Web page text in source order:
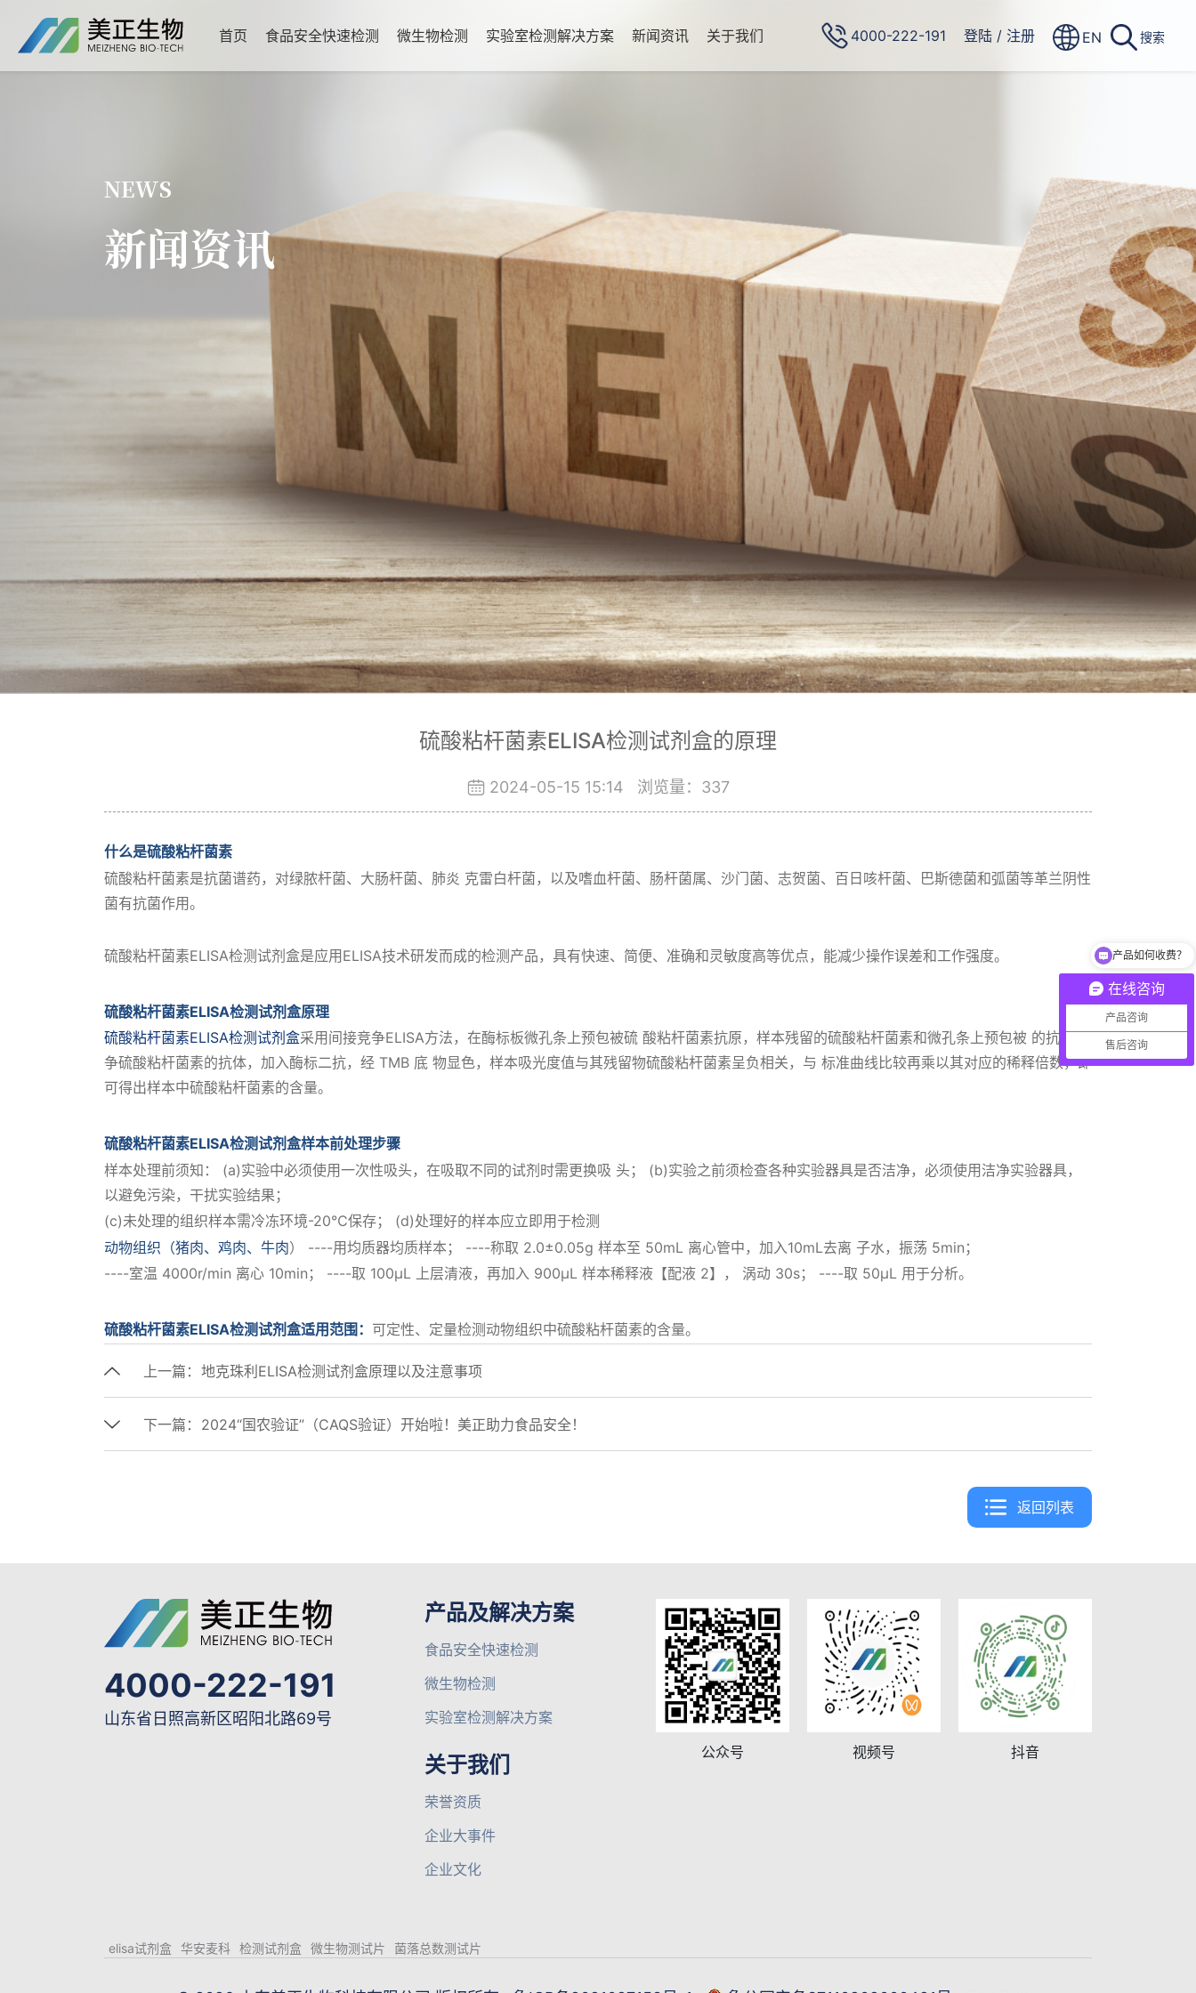
首页 食品安全快速检测 微生物检测 实验室检测解决方案 新闻资讯 关于我们 4000-222-191 登陆 / 注册 EN 搜索
NEWS
新闻资讯
硫酸粘杆菌素ELISA检测试剂盒的原理
2024-05-15 15:14 浏览量： 337
什么是硫酸粘杆菌素
硫酸粘杆菌素是抗菌谱药，对绿脓杆菌、大肠杆菌、肺炎 克雷白杆菌，以及嗜血杆菌、肠杆菌属、沙门菌、志贺菌、百日咳杆菌、巴斯德菌和弧菌等革兰阴性
菌有抗菌作用。
硫酸粘杆菌素ELISA检测试剂盒是应用ELISA技术研发而成的检测产品，具有快速、简便、准确和灵敏度高等优点，能减少操作误差和工作强度。
硫酸粘杆菌素ELISA检测试剂盒原理
硫酸粘杆菌素ELISA检测试剂盒采用间接竞争ELISA方法，在酶标板微孔条上预包被硫 酸粘杆菌素抗原，样本残留的硫酸粘杆菌素和微孔条上预包被 的抗原竞
争硫酸粘杆菌素的抗体，加入酶标二抗，经 TMB 底 物显色，样本吸光度值与其残留物硫酸粘杆菌素呈负相关，与 标准曲线比较再乘以其对应的稀释倍数，即
可得出样本中硫酸粘杆菌素的含量。
硫酸粘杆菌素ELISA检测试剂盒样本前处理步骤
样本处理前须知： (a)实验中必须使用一次性吸头，在吸取不同的试剂时需更换吸 头； (b)实验之前须检查各种实验器具是否洁净，必须使用洁净实验器具，
以避免污染，干扰实验结果；
(c)未处理的组织样本需冷冻环境-20℃保存； (d)处理好的样本应立即用于检测
动物组织（猪肉、鸡肉、牛肉） ----用均质器均质样本； ----称取 2.0±0.05g 样本至 50mL 离心管中，加入10mL去离 子水，振荡 5min；
----室温 4000r/min 离心 10min； ----取 100μL 上层清液，再加入 900μL 样本稀释液【配液 2】， 涡动 30s； ----取 50μL 用于分析。
硫酸粘杆菌素ELISA检测试剂盒适用范围： 可定性、定量检测动物组织中硫酸粘杆菌素的含量。
上一篇： 地克珠利ELISA检测试剂盒原理以及注意事项
下一篇： 2024“国农验证”（CAQS验证）开始啦！美正助力食品安全！
返回列表
4000-222-191
山东省日照高新区昭阳北路69号
产品及解决方案
食品安全快速检测
微生物检测
实验室检测解决方案
关于我们
荣誉资质
企业大事件
企业文化
公众号 视频号 抖音
elisa试剂盒 华安麦科 检测试剂盒 微生物测试片 菌落总数测试片
在线咨询
产品咨询
售后咨询
产品如何收费？